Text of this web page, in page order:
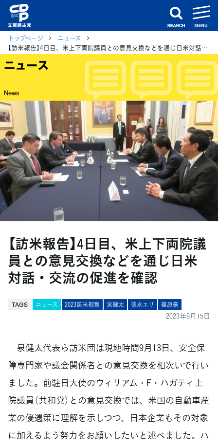
search
トップページ
ニュース
【訪米報告】4日目、米上下両院議員との意見交換などを通じ日米対話・交流の促進を確認
ニュース
News
【訪米報告】4日目、米上下両院議
員との意見交換などを通じ日米
対話・交流の促進を確認
TAGS ニュース 2023訪米視察 泉健太 徳永エリ 篠原豪
2023年9月15日
泉健太代表ら訪米団は現地時間9月13日、安全保
障専門家や議会関係者との意見交換を相次いで行い
ました。前駐日大使のウィリアム・F・ハガティ上
院議員（共和党）との意見交換では、米国の自動車産
業の優遇策に理解を示しつつ、日本企業もその対象
に加えるよう努力をお願いしたいと述べました。ハ